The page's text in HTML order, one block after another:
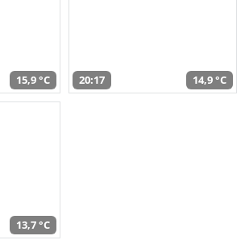
15,9 °C 20:17 14,9 °C
13,7 °C